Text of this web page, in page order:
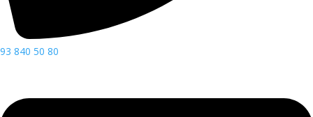
93 840 50 80